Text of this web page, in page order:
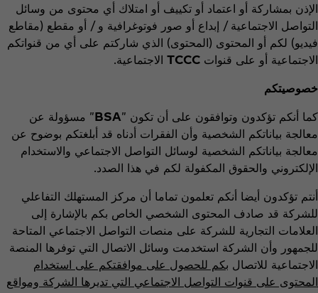
الإذن بمشاركة أو اعتماد أو تكييف أو امتلاك أي محتوى من وسائل
التواصل الاجتماعية / إبداع أو صور فوتوغرافية و / أو مقطع (مقاطع
فيديو) لكم أو المحتوى (المحتوى) الذي شاركتم على أي من قنواتكم
الاجتماعية أو على قنوات TCCC الاجتماعية.
خصوصيتكم
كما أنكم تؤكدون وتوافقون على أن تكون "BSA" مسؤولة عن
معالجة بياناتكم الشخصية وأن الفقرات أدناه قد أبلغتكم بوضوح عن
معالجة بياناتكم الشخصية لوسائل التواصل الاجتماعي والاستخدام
الإلكتروني والحقوق المكفولة لكم في هذا الصدد.
أنتم تؤكدون أيضا أنكم تعلمون تماما أن مركز المستهلك التفاعلي
للشركة قد صادف المحتوى الشخصي الخاص بكم بالإشارة إلى
العلامات التجارية للشركة على منصات التواصل الاجتماعي المتاحة
للجمهور وأن الشركة استخدمت وسائل الاتصال التي توفرها المنصة
الاجتماعية للاتصال بكم للحصول على موافقتكم على استخدام
المحتوى على قنوات التواصل الاجتماعي التي تديرها الشركة ومواقع